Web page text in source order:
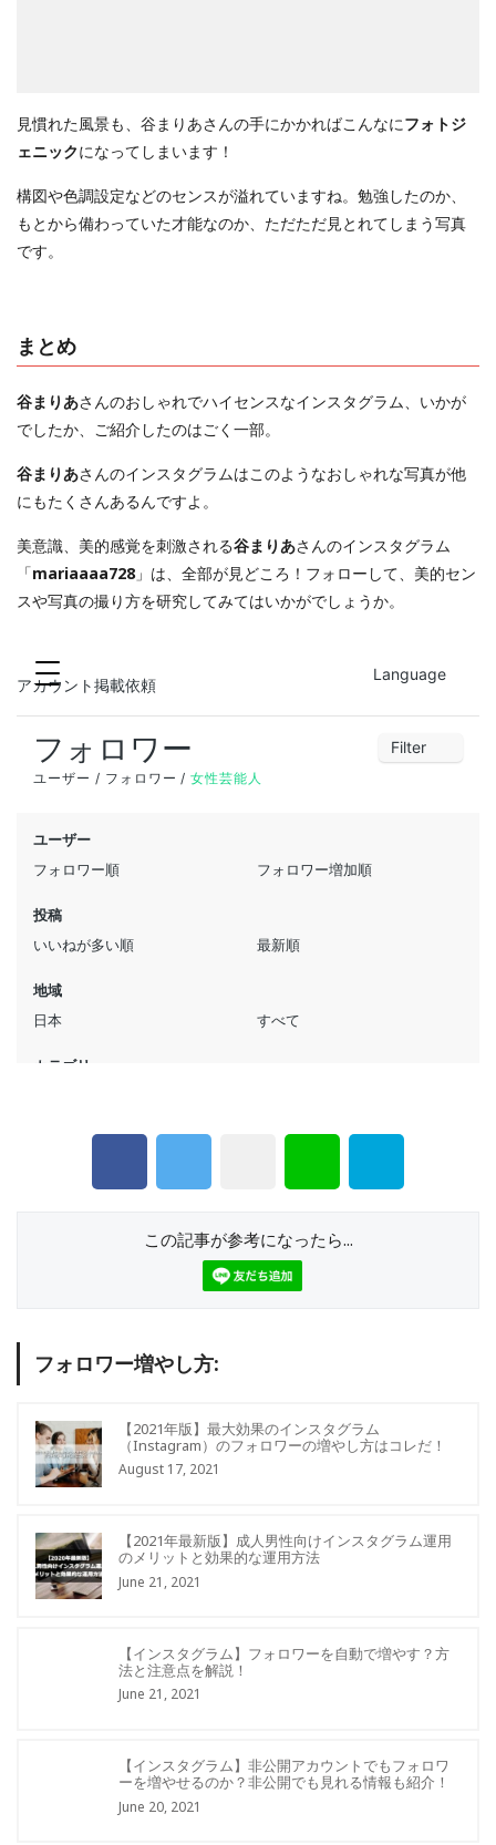
見慣れた風景も、谷まりあさんの手にかかればこんなにフォトジ
ェニックになってしまいます！
構図や色調設定などのセンスが溢れていますね。勉強したのか、
もとから備わっていた才能なのか、ただただ見とれてしまう写真
です。
まとめ
谷まりあさんのおしゃれでハイセンスなインスタグラム、いかが
でしたか、ご紹介したのはごく一部。
谷まりあさんのインスタグラムはこのようなおしゃれな写真が他
にもたくさんあるんですよ。
美意識、美的感覚を刺激される谷まりあさんのインスタグラム
「mariaaaa728」は、全部が見どころ！フォローして、美的セン
スや写真の撮り方を研究してみてはいかがでしょうか。
この記事が参考になったら...
フォロワー増やし方:
【2021年版】最大効果のインスタグラム
（Instagram）のフォロワーの増やし方はコレだ！
August 17, 2021
【2021年最新版】成人男性向けインスタグラム運用
のメリットと効果的な運用方法
June 21, 2021
【インスタグラム】フォロワーを自動で増やす？方
法と注意点を解説！
June 21, 2021
【インスタグラム】非公開アカウントでもフォロワ
ーを増やせるのか？非公開でも見れる情報も紹介！
June 20, 2021